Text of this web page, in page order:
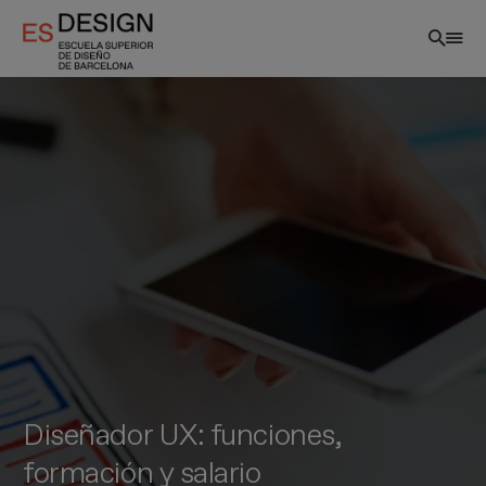
contenido
principal
Diseñador UX: funciones,
formación y salario